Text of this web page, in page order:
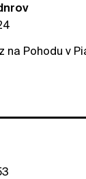
na Pohodu v